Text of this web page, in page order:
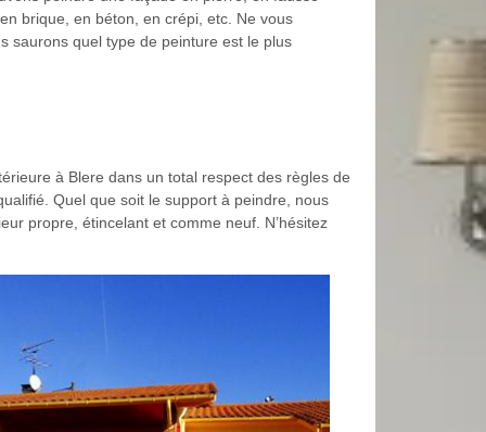
brique, en béton, en crépi, etc. Ne vous
saurons quel type de peinture est le plus
à Blere dans un total respect des règles de
Quel que soit le support à peindre, nous
propre, étincelant et comme neuf. N’hésitez